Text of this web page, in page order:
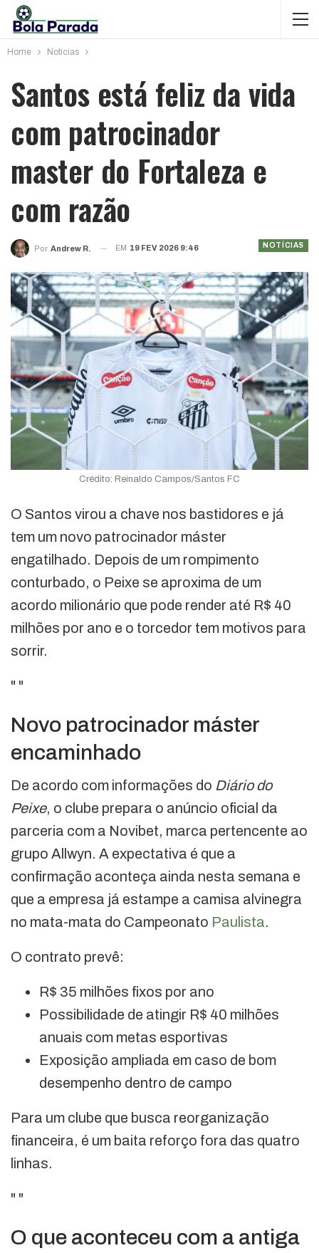
Home Notícias
Santos está feliz da vida
com patrocinador
master do Fortaleza e
com razão
NOTÍCIAS
Por Andrew R. EM 19 FEV 2026 9:46
Crédito: Reinaldo Campos/Santos FC
O Santos virou a chave nos bastidores e já
tem um novo patrocinador máster
engatilhado. Depois de um rompimento
conturbado, o Peixe se aproxima de um
acordo milionário que pode render até R$ 40
milhões por ano e o torcedor tem motivos para
sorrir.
" "
Novo patrocinador máster
encaminhado
De acordo com informações do Diário do
Peixe, o clube prepara o anúncio oficial da
parceria com a Novibet, marca pertencente ao
grupo Allwyn. A expectativa é que a
confirmação aconteça ainda nesta semana e
que a empresa já estampe a camisa alvinegra
no mata-mata do Campeonato Paulista.
O contrato prevê:
R$ 35 milhões fixos por ano
Possibilidade de atingir R$ 40 milhões
anuais com metas esportivas
Exposição ampliada em caso de bom
desempenho dentro de campo
Para um clube que busca reorganização
financeira, é um baita reforço fora das quatro
linhas.
" "
O que aconteceu com a antiga